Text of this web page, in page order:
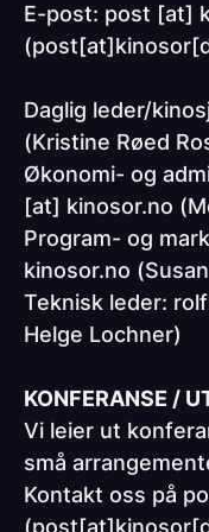
E-post: post [at]
Daglig leder/
(Kristine Røed
Økonomi- og
[at] kinosor.no
Program- og
kinosor.no
Teknisk leder:
Helge Lochner)
KONFERANSE /
Vi leier ut
små
Kontakt oss på